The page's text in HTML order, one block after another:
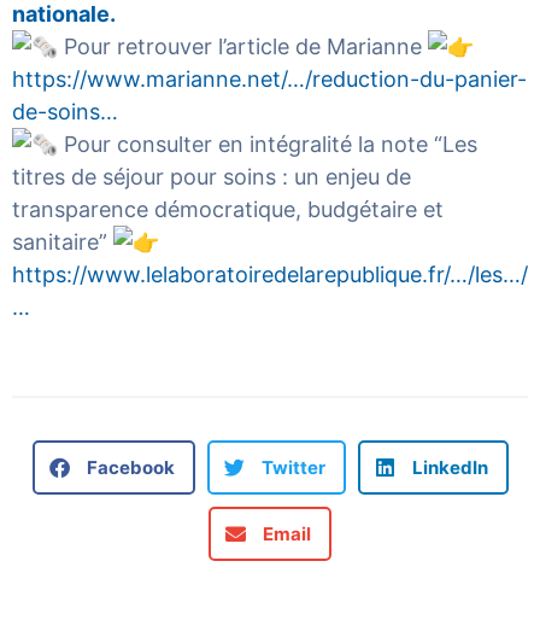
nationale.
Pour retrouver l’article de Marianne
https://www.marianne.net/…/reduction-du-panier-
de-soins…
Pour consulter en intégralité la note “Les
titres de séjour pour soins : un enjeu de
transparence démocratique, budgétaire et
sanitaire”
https://www.lelaboratoiredelarepublique.fr/…/les…/
…
Facebook Twitter LinkedIn
Email